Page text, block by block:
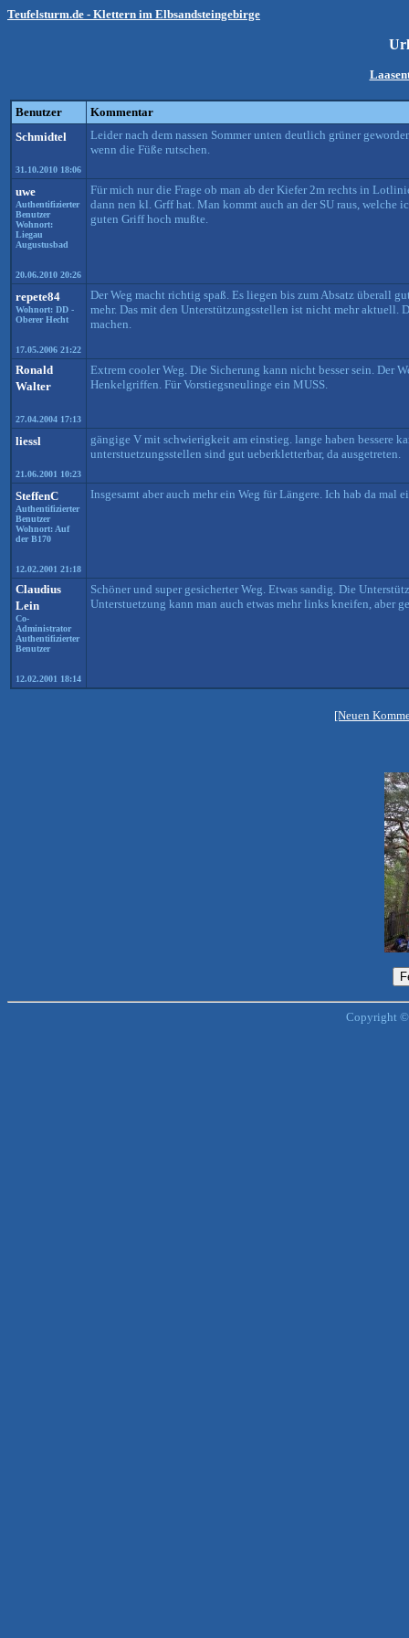
Teufelsturm.de - Klettern im Elbsandsteingebirge
Benutzer
Kommentar
Schmidtel
31.10.2010 18:06
Leider nach dem nassen Sommer unten deutlich grüner
wenn die Füße rutschen.
uwe
Authentifizierter
Benutzer
Wohnort:
Liegau
Augustusbad
20.06.2010 20:26
Für mich nur die Frage ob man ab der Kiefer 2m rechts in
dann nen kl. Grff hat. Man kommt auch an der SU raus,
guten Griff hoch mußte.
repete84
Wohnort: DD -
Oberer Hecht
17.05.2006 21:22
Der Weg macht richtig spaß. Es liegen bis zum Absatz überall
mehr. Das mit den Unterstützungsstellen ist nicht mehr aktuell.
machen.
Ronald
Walter
27.04.2004 17:13
Extrem cooler Weg. Die Sicherung kann nicht besser sein. Der
Henkelgriffen. Für Vorstiegsneulinge ein MUSS.
liessl
21.06.2001 10:23
gängige V mit schwierigkeit am einstieg. lange haben bessere
unterstuetzungsstellen sind gut ueberkletterbar, da ausgetreten.
SteffenC
Authentifizierter
Benutzer
Wohnort: Auf
der B170
12.02.2001 21:18
Insgesamt aber auch mehr ein Weg für Längere. Ich hab da mal
Claudius
Lein
Co-
Administrator
Authentifizierter
Benutzer
12.02.2001 18:14
Schöner und super gesicherter Weg. Etwas sandig. Die
Unterstuetzung kann man auch etwas mehr links kneifen, aber
[Neuen
Copyright ©